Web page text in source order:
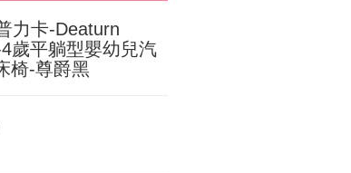
力卡-Deaturn
歲平躺型嬰幼兒汽
椅-尊爵黑